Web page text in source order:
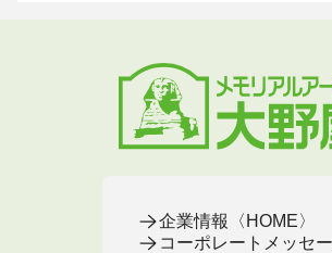
終活セミナー・イベント
お葬式のFAQ
お葬式の相談窓口
お墓の相談窓口
お墓の基本知識
医療・介護
企業情報〈HOME〉
コーポレートメッセ